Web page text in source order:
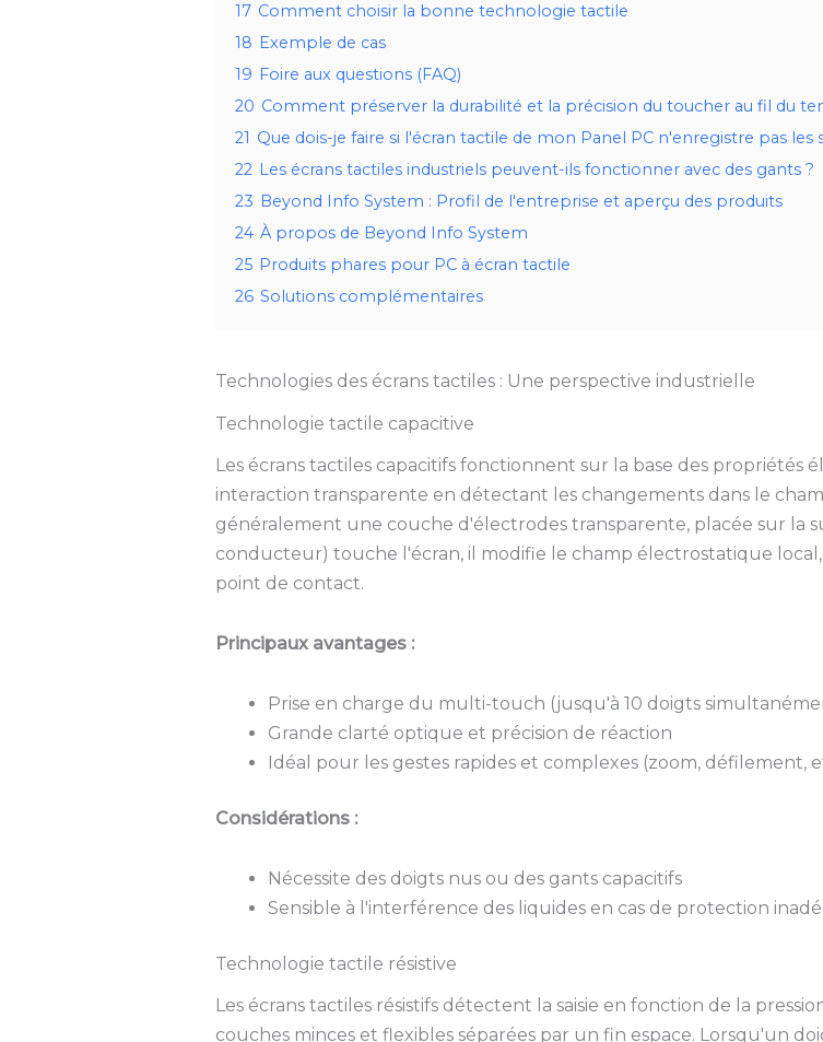
17 Comment choisir la bonne technologie tactile
18 Exemple de cas
19 Foire aux questions (FAQ)
20 Comment préserver la durabilité et la précision du toucher au fil du
21 Que dois-je faire si l'écran tactile de mon Panel PC n'enregistre pas les
22 Les écrans tactiles industriels peuvent-ils fonctionner avec des gants ?
23 Beyond Info System : Profil de l'entreprise et aperçu des produits
24 À propos de Beyond Info System
25 Produits phares pour PC à écran tactile
26 Solutions complémentaires
Technologies des écrans tactiles : Une perspective industrielle
Technologie tactile capacitive
Les écrans tactiles capacitifs fonctionnent sur la base des
interaction transparente en détectant les changements dans le
généralement une couche d'électrodes transparente, placée sur la
conducteur) touche l'écran, il modifie le champ électrostatique
point de contact.
Principaux avantages :
Prise en charge du multi-touch (jusqu'à 10 doigts
Grande clarté optique et précision de réaction
Idéal pour les gestes rapides et complexes (zoom, défilement,
Considérations :
Nécessite des doigts nus ou des gants capacitifs
Sensible à l'interférence des liquides en cas de protection
Technologie tactile résistive
Les écrans tactiles résistifs détectent la saisie en fonction de la
couches minces et flexibles séparées par un fin espace. Lorsqu'un